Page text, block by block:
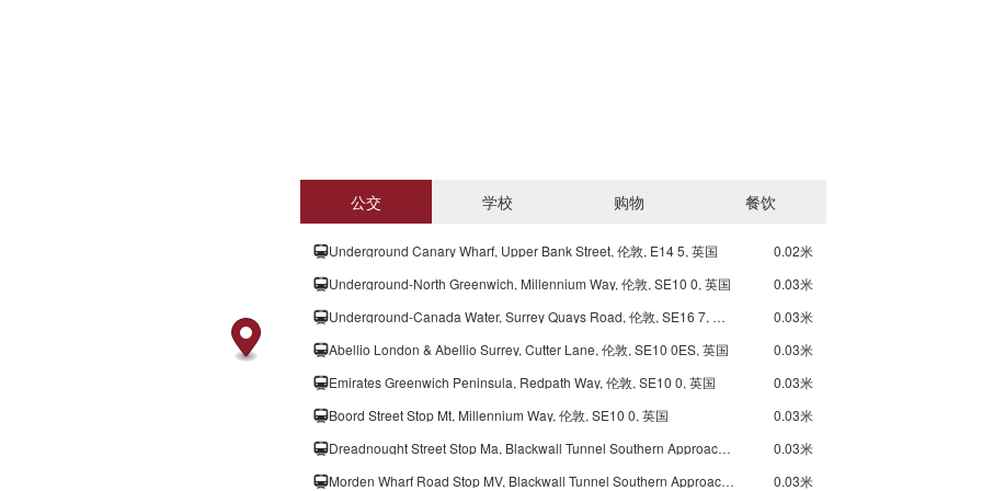
公交 学校 购物 餐饮
Underground Canary Wharf, Upper Bank Street, 伦敦, E14 5, 英国
0.02米
Underground-North Greenwich, Millennium Way, 伦敦, SE10 0, 英国
0.03米
Underground-Canada Water, Surrey Quays Road, 伦敦, SE16 7, 英国
0.03米
Abellio London & Abellio Surrey, Cutter Lane, 伦敦, SE10 0ES, 英国
0.03米
Emirates Greenwich Peninsula, Redpath Way, 伦敦, SE10 0, 英国
0.03米
Boord Street Stop Mt, Millennium Way, 伦敦, SE10 0, 英国
0.03米
Dreadnought Street Stop Ma, Blackwall Tunnel Southern Approach, 伦敦, SE10 0, 英国
0.03米
Morden Wharf Road Stop MV, Blackwall Tunnel Southern Approach, 伦敦, SE10 0, 英国
0.03米